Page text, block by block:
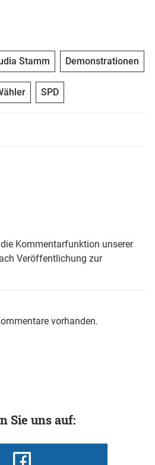
Stamm Demonstrationen
SPD
Kommentarfunktion unserer
Veröffentlichung zur
vorhanden.
Sie uns auf: